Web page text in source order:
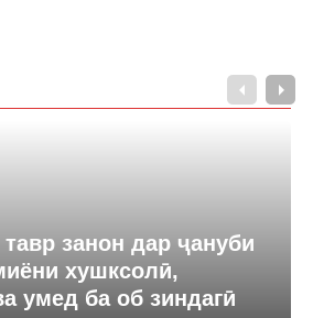
занон дар ҷануби
хушксолӣ,
умед ба об зиндагӣ